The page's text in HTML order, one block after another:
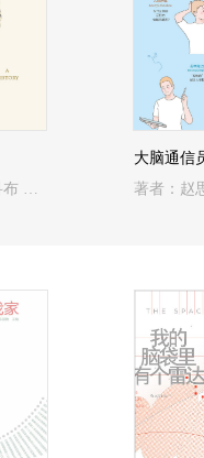
著者： [英] 马修·科布 著；张今 译
著者：赵